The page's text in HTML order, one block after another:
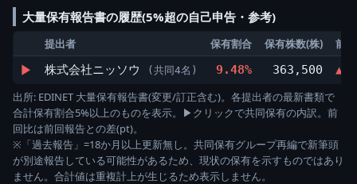
大量保有報告書の履歴(5%超の自己申告・参考)
提出者 保有割合 保有株数(株) 前
▶ 株式会社ニッソウ (共同4名) 9.48% 363,500
出所: EDINET 大量保有報告書(変更/訂正含む)。各提出者の最新書類で
合計保有割合5%以上のものを表示。▶クリックで共同保有の内訳。前
回比は前回報告との差(pt)。
※「過去報告」=18か月以上更新無し。共同保有グループ再編で新筆頭
が別途報告している可能性があるため、現状の保有を示すものではあり
ません。合計値は重複計上が生じるため表示しません。